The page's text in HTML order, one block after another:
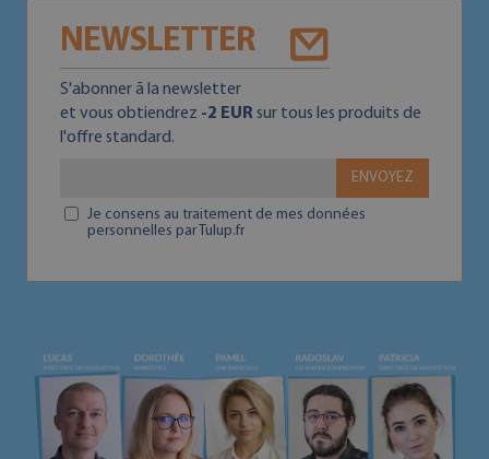
NEWSLETTER
S'abonner ā la newsletter
et vous obtiendrez -2 EUR sur tous les produits de
l'offre standard.
ENVOYEZ
Je consens au traitement de mes données
personnelles par Tulup.fr